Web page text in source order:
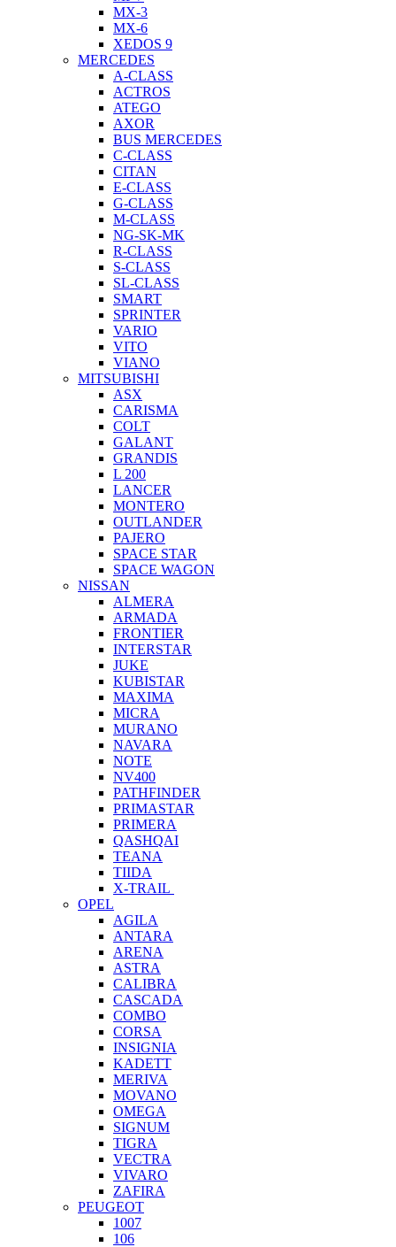
MX-3
MX-6
XEDOS 9
MERCEDES
A-CLASS
ACTROS
ATEGO
AXOR
BUS MERCEDES
C-CLASS
CITAN
E-CLASS
G-CLASS
M-CLASS
NG-SK-MK
R-CLASS
S-CLASS
SL-CLASS
SMART
SPRINTER
VARIO
VITO
VIANO
MITSUBISHI
ASX
CARISMA
COLT
GALANT
GRANDIS
L 200
LANCER
MONTERO
OUTLANDER
PAJERO
SPACE STAR
SPACE WAGON
NISSAN
ALMERA
ARMADA
FRONTIER
INTERSTAR
JUKE
KUBISTAR
MAXIMA
MICRA
MURANO
NAVARA
NOTE
NV400
PATHFINDER
PRIMASTAR
PRIMERA
QASHQAI
TEANA
TIIDA
X-TRAIL
OPEL
AGILA
ANTARA
ARENA
ASTRA
CALIBRA
CASCADA
COMBO
CORSA
INSIGNIA
KADETT
MERIVA
MOVANO
OMEGA
SIGNUM
TIGRA
VECTRA
VIVARO
ZAFIRA
PEUGEOT
1007
106